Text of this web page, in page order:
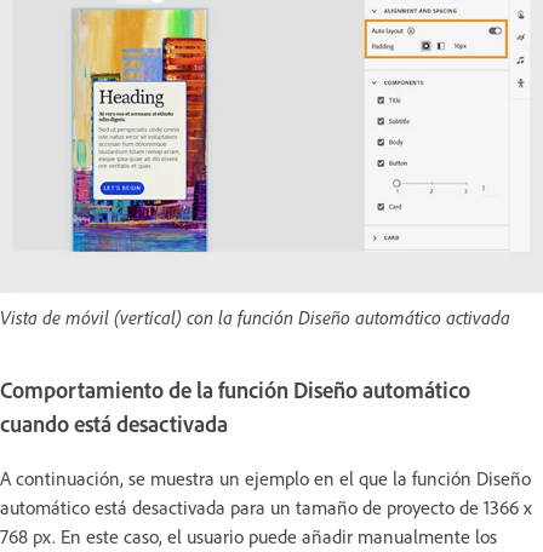
Vista de móvil (vertical) con la función Diseño automático activada
Comportamiento de la función Diseño automático
cuando está desactivada
A continuación, se muestra un ejemplo en el que la función Diseño
automático está desactivada para un tamaño de proyecto de 1366 x
768 px. En este caso, el usuario puede añadir manualmente los